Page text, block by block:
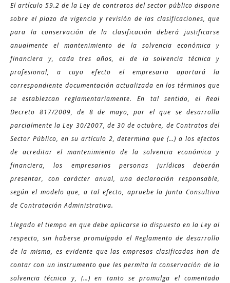
El artículo 59.2 de la Ley de contratos del sector público dispone
sobre el plazo de vigencia y revisión de las clasificaciones, que
para la conservación de la clasificación deberá justificarse
anualmente el mantenimiento de la solvencia económica y
financiera y, cada tres años, el de la solvencia técnica y
profesional, a cuyo efecto el empresario aportará la
correspondiente documentación actualizada en los términos que
se establezcan reglamentariamente. En tal sentido, el Real
Decreto 817/2009, de 8 de mayo, por el que se desarrolla
parcialmente la Ley 30/2007, de 30 de octubre, de Contratos del
Sector Público, en su artículo 2, determina que (…) a los efectos
de acreditar el mantenimiento de la solvencia económica y
financiera, los empresarios personas jurídicas deberán
presentar, con carácter anual, una declaración responsable,
según el modelo que, a tal efecto, apruebe la Junta Consultiva
de Contratación Administrativa.
Llegado el tiempo en que debe aplicarse lo dispuesto en la Ley al
respecto, sin haberse promulgado el Reglamento de desarrollo
de la misma, es evidente que las empresas clasificadas han de
contar con un instrumento que les permita la conservación de la
solvencia técnica y, (…) en tanto se promulga el comentado